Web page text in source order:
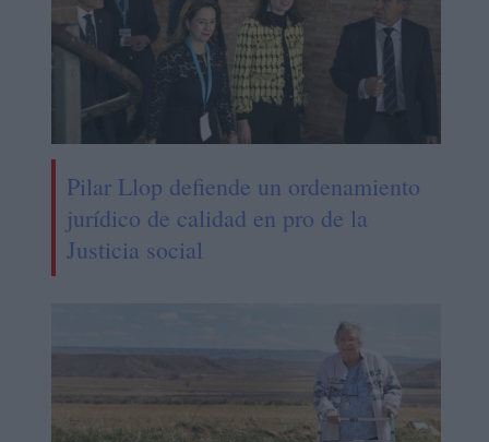
Pilar Llop defiende un ordenamiento
jurídico de calidad en pro de la
Justicia social